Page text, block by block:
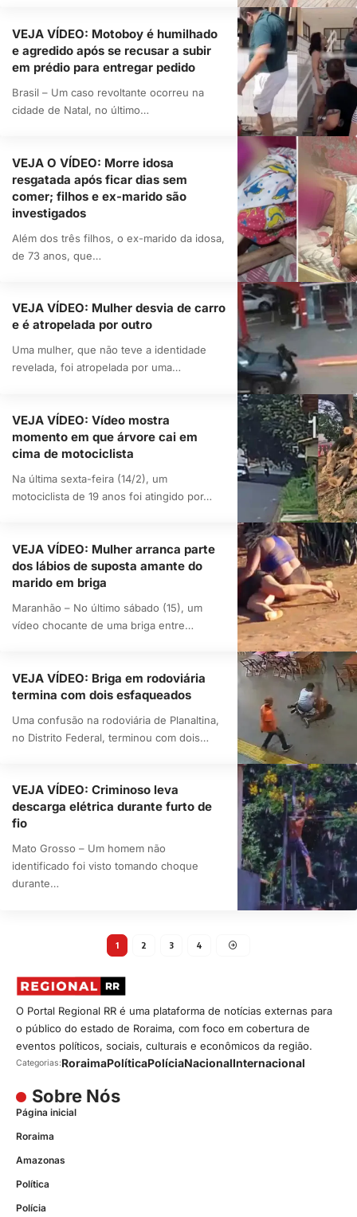
VEJA VÍDEO: Motoboy é humilhado
e agredido após se recusar a subir
em prédio para entregar pedido
Brasil – Um caso revoltante ocorreu na
cidade de Natal, no último…
VEJA O VÍDEO: Morre idosa
resgatada após ficar dias sem
comer; filhos e ex-marido são
investigados
Além dos três filhos, o ex-marido da idosa,
de 73 anos, que…
VEJA VÍDEO: Mulher desvia de carro
e é atropelada por outro
Uma mulher, que não teve a identidade
revelada, foi atropelada por uma…
VEJA VÍDEO: Vídeo mostra
momento em que árvore cai em
cima de motociclista
Na última sexta-feira (14/2), um
motociclista de 19 anos foi atingido por…
VEJA VÍDEO: Mulher arranca parte
dos lábios de suposta amante do
marido em briga
Maranhão – No último sábado (15), um
vídeo chocante de uma briga entre…
VEJA VÍDEO: Briga em rodoviária
termina com dois esfaqueados
Uma confusão na rodoviária de Planaltina,
no Distrito Federal, terminou com dois…
VEJA VÍDEO: Criminoso leva
descarga elétrica durante furto de
fio
Mato Grosso – Um homem não
identificado foi visto tomando choque
durante…
1 2 3 4
O Portal Regional RR é uma plataforma de notícias externas para
o público do estado de Roraima, com foco em cobertura de
eventos políticos, sociais, culturais e econômicos da região.
Categorias:RoraimaPolíticaPolíciaNacionalInternacional
Sobre Nós
Página inicial
Roraima
Amazonas
Política
Polícia